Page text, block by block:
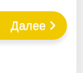
Далее